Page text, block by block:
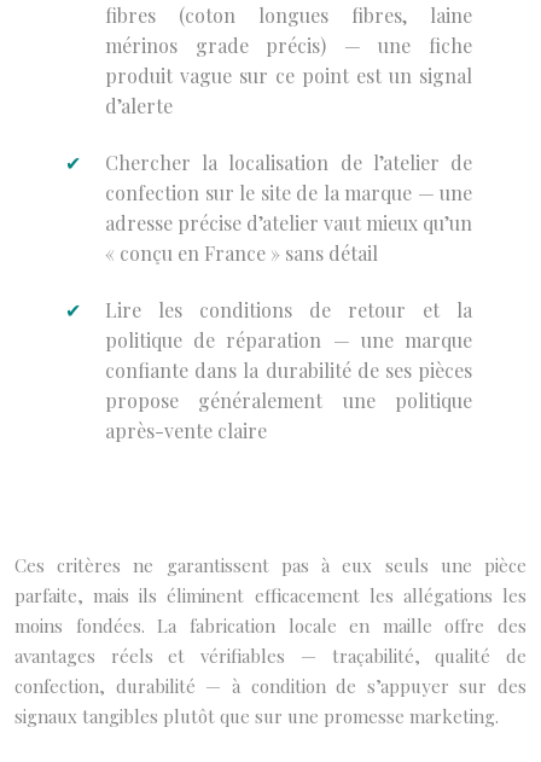
fibres (coton longues fibres, laine
mérinos grade précis) — une fiche
produit vague sur ce point est un signal
d’alerte
Chercher la localisation de l’atelier de
confection sur le site de la marque — une
adresse précise d’atelier vaut mieux qu’un
« conçu en France » sans détail
Lire les conditions de retour et la
politique de réparation — une marque
confiante dans la durabilité de ses pièces
propose généralement une politique
après-vente claire
Ces critères ne garantissent pas à eux seuls une pièce
parfaite, mais ils éliminent efficacement les allégations les
moins fondées. La fabrication locale en maille offre des
avantages réels et vérifiables — traçabilité, qualité de
confection, durabilité — à condition de s’appuyer sur des
signaux tangibles plutôt que sur une promesse marketing.